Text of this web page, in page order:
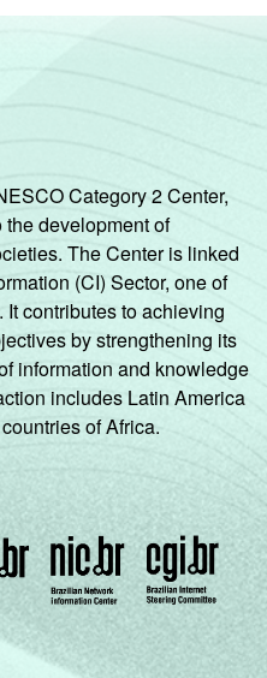
250
0 3
3 4 1
e Coordenação
Pesquisa sobre o setor
de Internet no
2024 [Tabelas].
Category 2 Center,
development of
The Center is linked
(CI) Sector, one of
It contributes to achieving
by strengthening its
information and knowledge
includes Latin America
of Africa.